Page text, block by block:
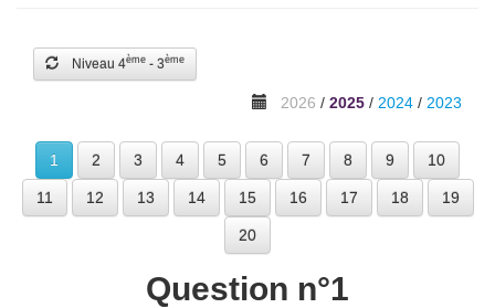
Niveau 4ème - 3ème
2026 / 2025 / 2024 / 2023
1 2 3 4 5 6 7 8 9 10
11 12 13 14 15 16 17 18 19
20
Question n°1